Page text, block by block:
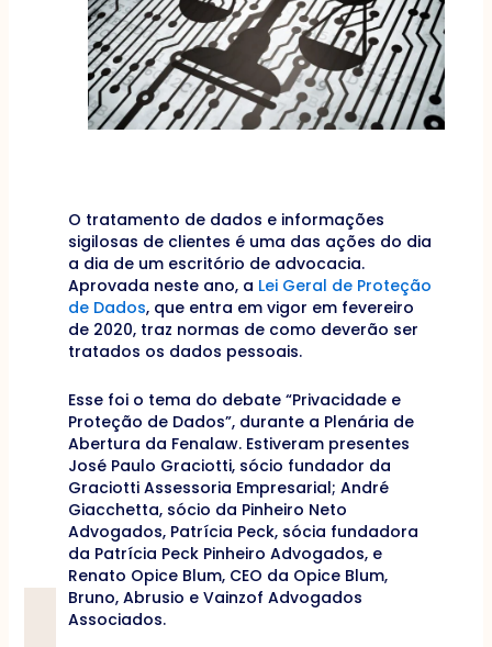
O tratamento de dados e informações
sigilosas de clientes é uma das ações do dia
a dia de um escritório de advocacia.
Aprovada neste ano, a Lei Geral de Proteção
de Dados, que entra em vigor em fevereiro
de 2020, traz normas de como deverão ser
tratados os dados pessoais.
Esse foi o tema do debate “Privacidade e
Proteção de Dados”, durante a Plenária de
Abertura da Fenalaw. Estiveram presentes
José Paulo Graciotti, sócio fundador da
Graciotti Assessoria Empresarial; André
Giacchetta, sócio da Pinheiro Neto
Advogados, Patrícia Peck, sócia fundadora
da Patrícia Peck Pinheiro Advogados, e
Renato Opice Blum, CEO da Opice Blum,
Bruno, Abrusio e Vainzof Advogados
Associados.